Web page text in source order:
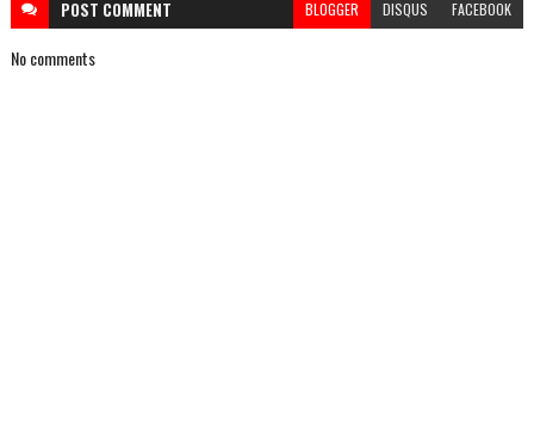
POST COMMENT BLOGGER DISQUS FACEBOOK
No comments